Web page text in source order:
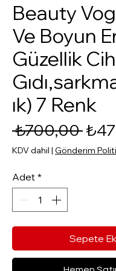
Beauty
Ve Boyun
Güzellik
ık) 7 Renk
₺700,00
KDV dahil | Gönderim
Adet *
Sepete